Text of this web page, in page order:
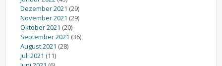
Dezember 2021 (29)
November 2021 (29)
Oktober 2021 (20)
September 2021 (36)
August 2021 (28)
Juli 2021 (11)